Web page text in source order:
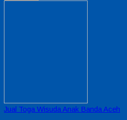
Jual Toga Wisuda Anak Banda Aceh